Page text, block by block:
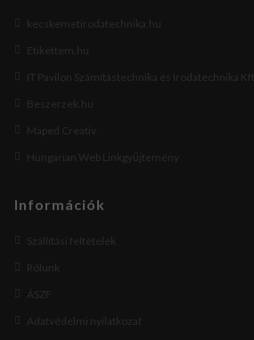
kecskemetirodatechnika.hu
Etikettem.hu
IT Pavilon Számítástechnika és Irodatechnika Kft.
Beszerzek.hu
Maped Creativ
Hungarian Web Linkgyűjtemény
Információk
Szállítási feltételek
Rólunk
ÁSZF
Adatvédelmi nyilatkozat